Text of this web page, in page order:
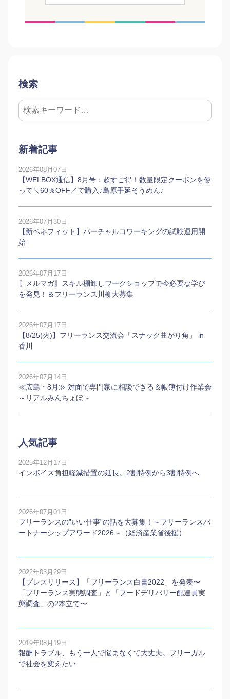
検索
新着記事
2026年08月07日
【WELBOX通信】8月号：超すご得！数量限定クーポンを使
って＼60％OFF／で購入♪島原手延そうめん♪
2026年07月30日
【新ベネフィット】バーチャルコワーキングの試験運用開
始
2026年07月17日
〖メルマガ〗スキル棚卸しワークショップで今必要な学び
を発見！＆フリーランス川柳大募集
2026年07月17日
【8/25(火)】フリーランス交流会「スナック曲がり角」 in
香川
2026年07月14日
≪広島・8月≫ 対面で専門家に相談できる＆帳簿付け作業会
～リアルみんちょぼ～
人気記事
2025年12月17日
インボイス負担軽減措置の延長。2割特例から3割特例へ
2026年07月01日
フリーランスの”いい仕事”の話を大募集！～フリーランスパ
ートナーシップアワード2026～（経済産業省後援）
2022年03月29日
【プレスリリース】「フリーランス白書2022」を発表〜
「フリーランス実態調査」と「フードデリバリー配達員実
態調査」の2本⽴て〜
2019年08月19日
報酬トラブル、もう一人で悩まなくて大丈夫。フリーガル
で社会を変えたい